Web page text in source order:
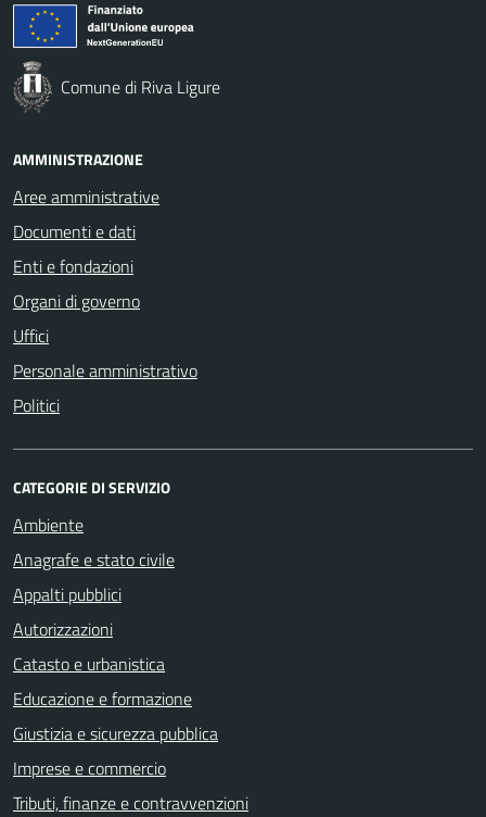
Comune di Riva Ligure
AMMINISTRAZIONE
Aree amministrative
Documenti e dati
Enti e fondazioni
Organi di governo
Uffici
Personale amministrativo
Politici
CATEGORIE DI SERVIZIO
Ambiente
Anagrafe e stato civile
Appalti pubblici
Autorizzazioni
Catasto e urbanistica
Educazione e formazione
Giustizia e sicurezza pubblica
Imprese e commercio
Tributi, finanze e contravvenzioni